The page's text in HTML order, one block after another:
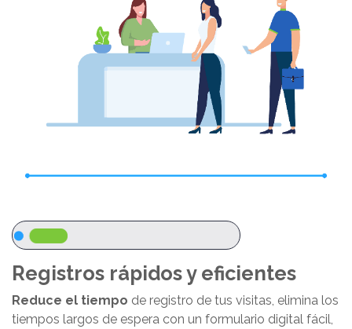
Registros rápidos y eficientes
Reduce el tiempo de registro de tus visitas, elimina los
tiempos largos de espera con un formulario digital fácil,